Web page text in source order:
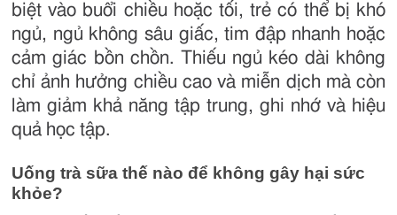
biệt vào buổi chiều hoặc tối, trẻ có thể bị khó
ngủ, ngủ không sâu giấc, tim đập nhanh hoặc
cảm giác bồn chồn. Thiếu ngủ kéo dài không
chỉ ảnh hưởng chiều cao và miễn dịch mà còn
làm giảm khả năng tập trung, ghi nhớ và hiệu
quả học tập.
Uống trà sữa thế nào để không gây hại sức
khỏe?